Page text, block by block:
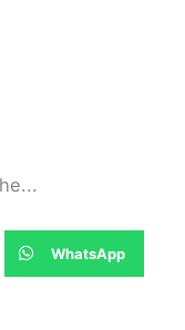
WhatsApp